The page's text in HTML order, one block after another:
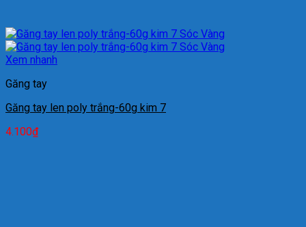
Xem nhanh
Găng tay
Găng tay len poly trắng-60g kim 7
4.100₫